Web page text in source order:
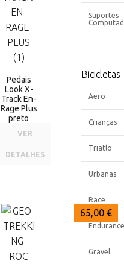
Pedais
Look X-
Track En-
Rage Plus
preto
VER
DETALHES
80,00 €
65,00 €
65,00 €
Suportes
Bicicletas
Aero
Crianças
Triatlo
Urbanas
Race
Endurance
Gravel